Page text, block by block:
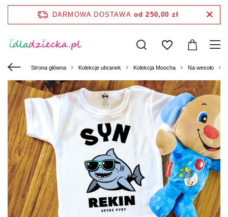
DARMOWA DOSTAWA od 250,00 zł
Strona główna Kolekcje ubranek Kolekcja Moocha Na wesoło